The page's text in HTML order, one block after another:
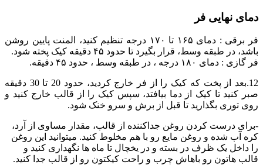
دمای نهایی فر
فر برقی : دمای ۱۶۵ تا ۱۷۰ درجه تنظیم کنید، المنت پایین روشن
باشد، در طبقه وسط، قرار بگیرد تا حدود ۴۵ دقیقه کیک پخته شود.
فر گازی : دمای ۱۸۰ درجه ، در طبقه وسط ، حدود ۴۵ دقیقه.
12.بعد از پخت که کیک را از فر خارج کردید، حدود 20 تا 30 دقیقه
صبر کنید تا کیک از دما بیافتد، سپس کیک را از قالب خارج کنید و
روی توری بگذارید تا قبل از برش و سرو خنک شود.
-برای درست کردن روغن جداکننده از قالب، مقدار مساوی از آرد،
کره آب شده و روغن مایع رو با هم مخلوط کنید. میتوانید این روغن
را داخل یک ظرف در بسته و در یخچال تا ماه ها نگهداری کنید و
قالب هاتون رو باهاش چرب و راحت کیکتون رو از قالب جدا کنید.